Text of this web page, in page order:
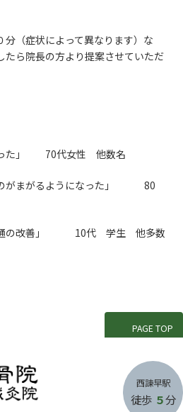
分（症状によって異なります）な
たら院長の方より提案させていただ
った」 70代女性 他数名
のがまがるようになった」 80
肉通の改善」 10代 学生 他多数
PAGE TOP
西諌早駅
徒歩 ５分